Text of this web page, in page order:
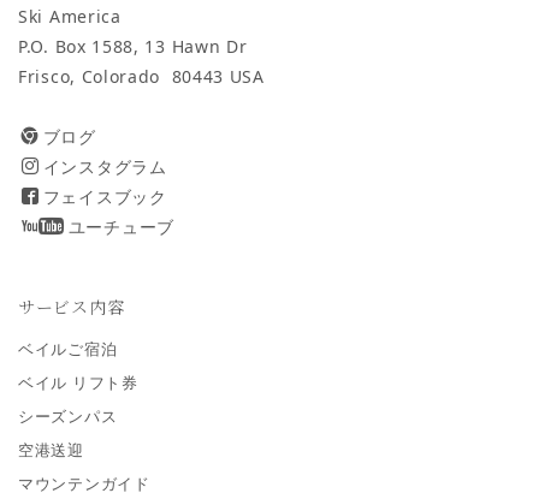
Ski America
P.O. Box 1588, 13 Hawn Dr
Frisco, Colorado 80443 USA
ブログ
インスタグラム
フェイスブック
ユーチューブ
サービス内容
ベイルご宿泊
ベイル リフト券
シーズンパス
空港送迎
マウンテンガイド